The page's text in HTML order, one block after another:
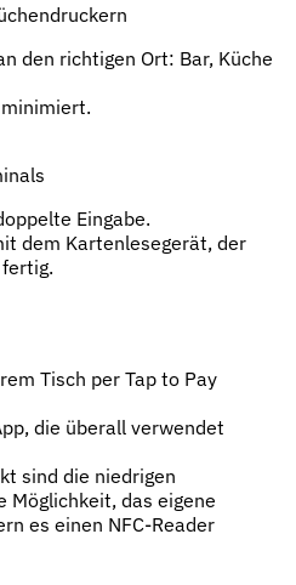
den richtigen Ort: Bar, Küche
Eingabe.
dem Kartenlesegerät, der
Tisch per Tap to Pay
die überall verwendet
sind die niedrigen
Möglichkeit, das eigene
es einen NFC-Reader